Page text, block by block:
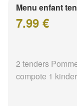
Menu enfant
7.99 €
2 tenders
compote 1 kinder